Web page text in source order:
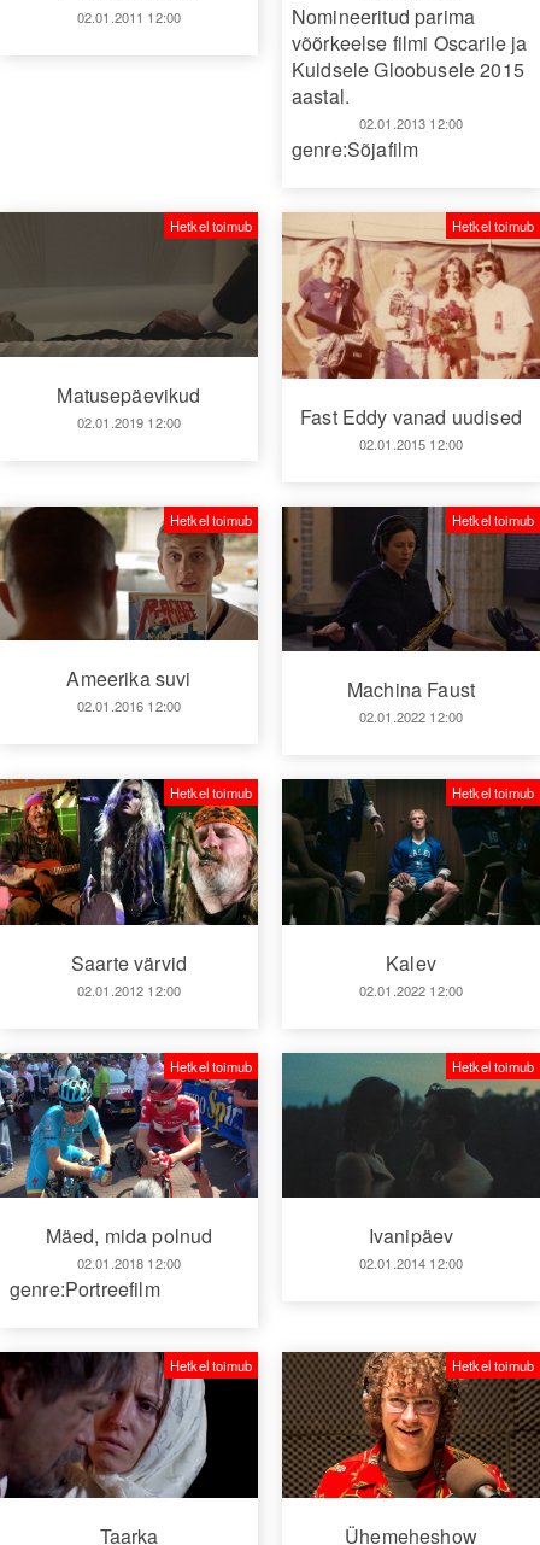
02.01.2011 12:00
Nomineeritud parima
võõrkeelse filmi Oscarile ja
Kuldsele Gloobusele 2015
aastal.
02.01.2013 12:00
genre:Sõjafilm
Matusepäevikud
02.01.2019 12:00
Hetkel toimub
Fast Eddy vanad uudised
02.01.2015 12:00
Hetkel toimub
Ameerika suvi
02.01.2016 12:00
Hetkel toimub
Machina Faust
02.01.2022 12:00
Hetkel toimub
Saarte värvid
02.01.2012 12:00
Hetkel toimub
Kalev
02.01.2022 12:00
Hetkel toimub
Mäed, mida polnud
02.01.2018 12:00
Hetkel toimub
genre:Portreefilm
Ivanipäev
02.01.2014 12:00
Hetkel toimub
Taarka
Hetkel toimub
Ühemeheshow
Hetkel toimub